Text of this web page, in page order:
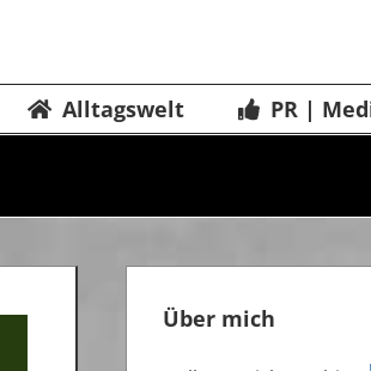
Alltagswelt PR |
Über mich